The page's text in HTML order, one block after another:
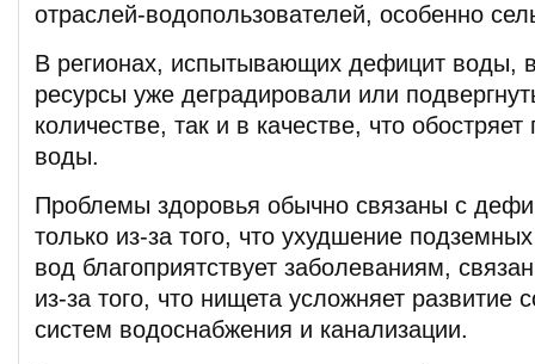
отраслей-водопользователей, особенно
В регионах, испытывающих дефицит воды,
ресурсы уже деградировали или
количестве, так и в качестве, что
воды.
Проблемы здоровья обычно связаны с
только из-за того, что ухудшение
вод благоприятствует заболеваниям,
из-за того, что нищета усложняет развитие
систем водоснабжения и канализации.